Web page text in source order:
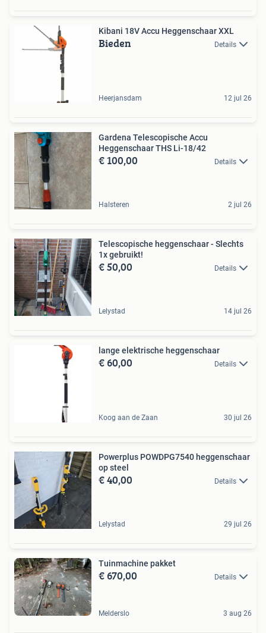
Kibani 18V Accu Heggenschaar XXL
Bieden Details
Heerjansdam 12 jul 26
Gardena Telescopische Accu
Heggenschaar THS Li-18/42
€ 100,00 Details
Halsteren 2 jul 26
Telescopische heggenschaar - Slechts
1x gebruikt!
€ 50,00 Details
Lelystad 14 jul 26
lange elektrische heggenschaar
€ 60,00 Details
Koog aan de Zaan 30 jul 26
Powerplus POWDPG7540 heggenschaar
op steel
€ 40,00 Details
Lelystad 29 jul 26
Tuinmachine pakket
€ 670,00 Details
Melderslo 3 aug 26